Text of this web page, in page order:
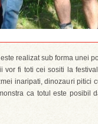
realizat sub forma unei
vor fi toti cei sositi la
inaripati, dinozauri pitici
ca totul este posibil